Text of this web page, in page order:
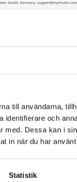
till användarna,
och
Dessa kan i
in när du har
Statistik
GmbH, Germany, support@mytholon.com